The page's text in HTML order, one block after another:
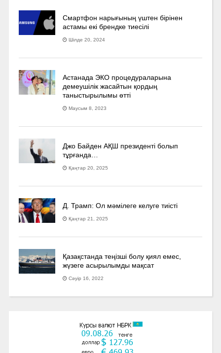
Смартфон нарығының үштен бірінен
астамы екі брендке тиесілі
Шілде 20, 2024
Астанада ЭКО процедураларына
демеушілік жасайтын қордың
таныстырылымы өтті
Маусым 8, 2023
Джо Байден АҚШ президенті болып
тұрғанда…
Қаңтар 20, 2025
Д. Трамп: Ол мәмілеге келуге тиісті
Қаңтар 21, 2025
Қазақстанда теңізші болу қиял емес,
жүзеге асырылымды мақсат
Сәуір 16, 2022